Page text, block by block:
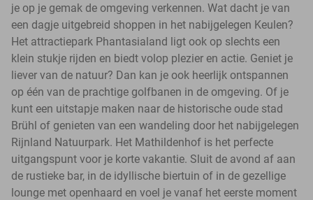
je op je gemak de omgeving verkennen. Wat dacht je van
een dagje uitgebreid shoppen in het nabijgelegen Keulen?
Het attractiepark Phantasialand ligt ook op slechts een
klein stukje rijden en biedt volop plezier en actie. Geniet je
liever van de natuur? Dan kan je ook heerlijk ontspannen
op één van de prachtige golfbanen in de omgeving. Of je
kunt een uitstapje maken naar de historische oude stad
Brühl of genieten van een wandeling door het nabijgelegen
Rijnland Natuurpark. Het Mathildenhof is het perfecte
uitgangspunt voor je korte vakantie. Sluit de avond af aan
de rustieke bar, in de idyllische biertuin of in de gezellige
lounge met openhaard en voel je vanaf het eerste moment